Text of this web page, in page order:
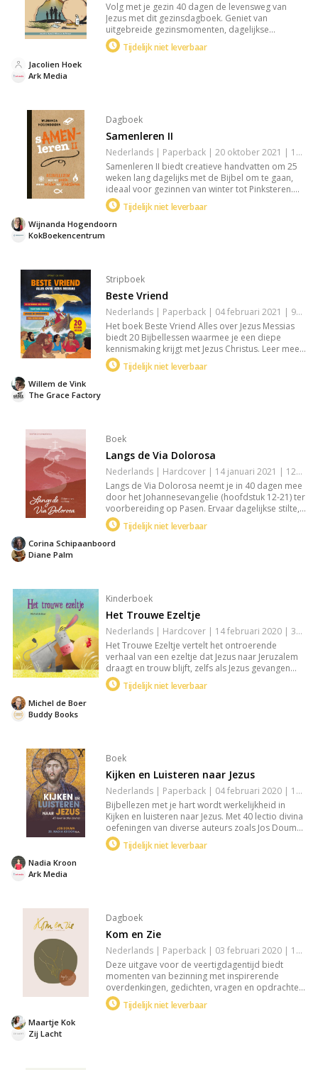
Volg met je gezin 40 dagen de levensweg van
Jezus met dit gezinsdagboek. Geniet van
uitgebreide gezinsmomenten, dagelijkse
bijbelteksten, vragen en creatieve opdrachten
voor kinderen. Ontdek bijbelse lijnen en
Tijdelijk niet leverbaar
Ark Media
Jacolien Hoek
Dagboek
Samenleren II
Nederlands | Paperback | 20 oktober 2021 | 136 pagina's | 9789043537100
Samenleren II biedt creatieve handvatten om 25
weken lang dagelijks met de Bijbel om te gaan,
ideaal voor gezinnen van winter tot Pinksteren.
Met korte doordeweekse opdrachten en
uitgebreide zondagse verwerkingen helpt het de
geloofsbeleving te verdiepen, inclusief lijdenstijd
Tijdelijk niet leverbaar
KokBoekencentrum
Wijnanda Hogendoorn
Stripboek
Beste Vriend
Nederlands | Paperback | 04 februari 2021 | 96 pagina's | Basisbijbel | 9789083117249
Het boek Beste Vriend Alles over Jezus Messias
biedt 20 Bijbellessen waarmee je een diepe
kennismaking krijgt met Jezus Christus. Leer meer
over zijn daden, uitspraken en namen, en
verbreed daarmee je begrip van wie Hij is.
Tijdelijk niet leverbaar
The Grace Factory
Willem de Vink
Boek
Langs de Via Dolorosa
Nederlands | Hardcover | 14 januari 2021 | 128 pagina's | 9789088972683
Langs de Via Dolorosa neemt je in 40 dagen mee
door het Johannesevangelie (hoofdstuk 12-21) ter
voorbereiding op Pasen. Ervaar dagelijkse stilte,
gebeden, leesvragen, overdenkingen,
toepassingsvragen en inspirerende liederen of
gedichten. Geschreven door een divers team van
Tijdelijk niet leverbaar
Diane Palm
Corina Schipaanboord
Kinderboek
Het Trouwe Ezeltje
Nederlands | Hardcover | 14 februari 2020 | 32 pagina's | 9789087820596
Het Trouwe Ezeltje vertelt het ontroerende
verhaal van een ezeltje dat Jezus naar Jeruzalem
draagt en trouw blijft, zelfs als Jezus gevangen
wordt genomen en door zijn vrienden wordt
verlaten. In een tijd van verraad en verdriet blijft
Tijdelijk niet leverbaar
Buddy Books
Michel de Boer
Boek
Kijken en Luisteren naar Jezus
Nederlands | Paperback | 04 februari 2020 | 192 pagina's | 9789033826986
Bijbellezen met je hart wordt werkelijkheid in
Kijken en luisteren naar Jezus. Met 40 lectio divina
oefeningen van diverse auteurs zoals Jos Douma
en zr. Nadia Kroon, ervaar je de liefdevolle blik
van Jezus. Dit inspirerende boek, inclusief iconen
Tijdelijk niet leverbaar
Ark Media
Nadia Kroon
Dagboek
Kom en Zie
Nederlands | Paperback | 03 februari 2020 | 128 pagina's | 9789492831408
Deze uitgave voor de veertigdagentijd biedt
momenten van bezinning met inspirerende
overdenkingen, gedichten, vragen en opdrachten.
Beleef de reis door de ogen van gelovigen en
ontdek wat Jezus' liefde, zelfs tot in de dood,
Tijdelijk niet leverbaar
Zij Lacht
Maartje Kok